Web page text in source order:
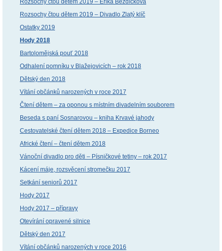
Rozsochy čtou dětem 2019 – Divadlo Zlatý klíč
Ostatky 2019
Hody 2018
Bartolomějská pouť 2018
Odhalení pomníku v Blažejovicích – rok 2018
Dětský den 2018
Vítání občánků narozených v roce 2017
Čtení dětem – za oponou s místním divadelním souborem
Beseda s paní Sosnarovou – kniha Krvavé jahody
Cestovatelské čtení dětem 2018 – Expedice Borneo
Africké čtení – čtení dětem 2018
Vánoční divadlo pro děti – Písničkové tetiny – rok 2017
Kácení máje, rozsvěcení stromečku 2017
Setkání seniorů 2017
Hody 2017
Hody 2017 – přípravy
Otevírání opravené silnice
Dětský den 2017
Vítání občánků narozených v roce 2016